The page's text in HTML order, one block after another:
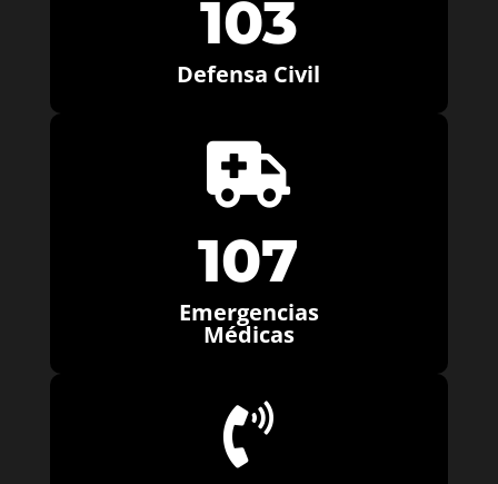
103
Defensa Civil

107
Emergencias
Médicas
